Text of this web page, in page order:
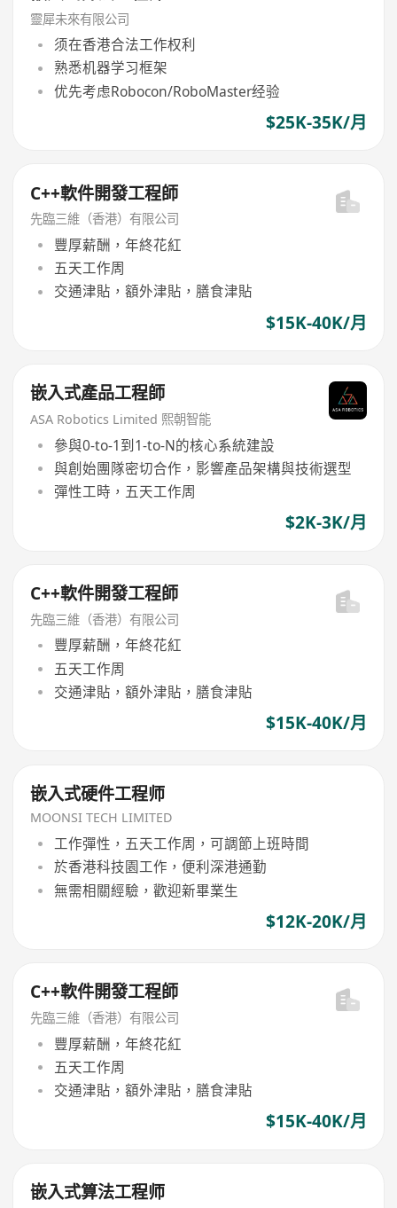
靈犀未來有限公司
须在香港合法工作权利
熟悉机器学习框架
优先考虑Robocon/RoboMaster经验
$25K-35K/月
C++軟件開發工程師
先臨三維（香港）有限公司
豐厚薪酬，年終花紅
五天工作周
交通津貼，額外津貼，膳食津貼
$15K-40K/月
嵌入式產品工程師
ASA Robotics Limited 熙朝智能
參與0-to-1到1-to-N的核心系統建設
與創始團隊密切合作，影響產品架構與技術選型
彈性工時，五天工作周
$2K-3K/月
C++軟件開發工程師
先臨三維（香港）有限公司
豐厚薪酬，年終花紅
五天工作周
交通津貼，額外津貼，膳食津貼
$15K-40K/月
嵌入式硬件工程师
MOONSI TECH LIMITED
工作彈性，五天工作周，可調節上班時間
於香港科技園工作，便利深港通勤
無需相關經驗，歡迎新畢業生
$12K-20K/月
C++軟件開發工程師
先臨三維（香港）有限公司
豐厚薪酬，年終花紅
五天工作周
交通津貼，額外津貼，膳食津貼
$15K-40K/月
嵌入式算法工程师